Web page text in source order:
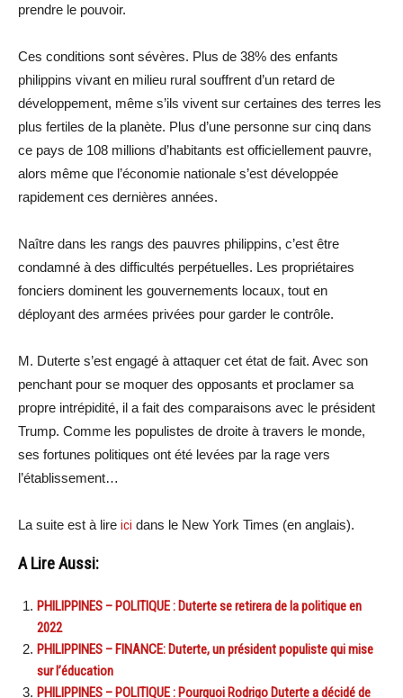
prendre le pouvoir.
Ces conditions sont sévères. Plus de 38% des enfants
philippins vivant en milieu rural souffrent d’un retard de
développement, même s’ils vivent sur certaines des terres les
plus fertiles de la planète. Plus d’une personne sur cinq dans
ce pays de 108 millions d’habitants est officiellement pauvre,
alors même que l’économie nationale s’est développée
rapidement ces dernières années.
Naître dans les rangs des pauvres philippins, c’est être
condamné à des difficultés perpétuelles. Les propriétaires
fonciers dominent les gouvernements locaux, tout en
déployant des armées privées pour garder le contrôle.
M. Duterte s’est engagé à attaquer cet état de fait. Avec son
penchant pour se moquer des opposants et proclamer sa
propre intrépidité, il a fait des comparaisons avec le président
Trump. Comme les populistes de droite à travers le monde,
ses fortunes politiques ont été levées par la rage vers
l’établissement…
La suite est à lire ici dans le New York Times (en anglais).
A Lire Aussi:
PHILIPPINES – POLITIQUE : Duterte se retirera de la politique en
2022
PHILIPPINES – FINANCE: Duterte, un président populiste qui mise
sur l’éducation
PHILIPPINES – POLITIQUE : Pourquoi Rodrigo Duterte a décidé de